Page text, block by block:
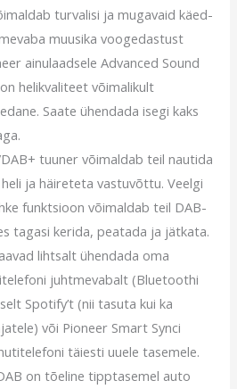
turvalisi ja mugavaid käed-
muusika voogedastust
ainulaadsele Advanced Sound
helikvaliteet võimalikult
Saate ühendada isegi kaks
tuuner võimaldab teil nautida
ja häireteta vastuvõttu. Veelgi
funktsioon võimaldab teil DAB-
tagasi kerida, peatada ja jätkata.
lihtsalt ühendada oma
juhtmevabalt (Bluetoothi
Spotify’t (nii tasuta kui ka
või Pioneer Smart Synci
täiesti uuele tasemele.
on tõeline tipptasemel auto